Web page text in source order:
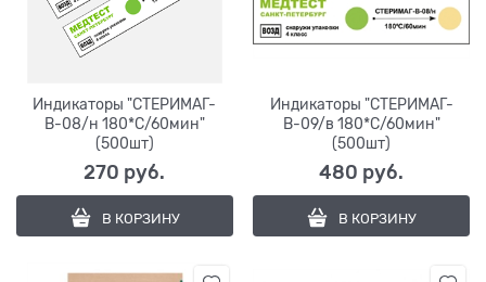
Индикаторы "СТЕРИМАГ-
В-08/н 180*С/60мин"
(500шт)
270 руб.
В КОРЗИНУ
Индикаторы "СТЕРИМАГ-
В-09/в 180*С/60мин"
(500шт)
480 руб.
В КОРЗИНУ